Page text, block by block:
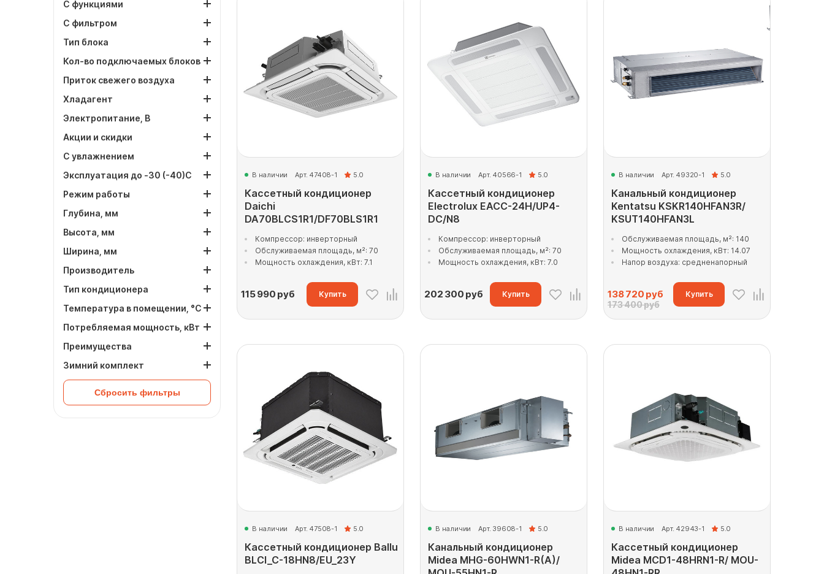
С функциями
С фильтром
Тип блока
Кол-во подключаемых блоков
Приток свежего воздуха
Хладагент
Электропитание, В
Акции и скидки
С увлажнением
Эксплуатация до -30 (-40)С
Режим работы
Глубина, мм
Высота, мм
Ширина, мм
Производитель
Тип кондиционера
Температура в помещении, °C
Потребляемая мощность, кВт
Преимущества
Зимний комплект
Сбросить фильтры
В наличии Арт. 47408-1 5.0
Кассетный кондиционер
Daichi
DA70BLCS1R1/DF70BLS1R1
Компрессор: инверторный
Обслуживаемая площадь, м²: 70
Мощность охлаждения, кВт: 7.1
115 990 руб Купить
В наличии Арт. 40566-1 5.0
Кассетный кондиционер
Electrolux EACC-24H/UP4-
DC/N8
Компрессор: инверторный
Обслуживаемая площадь, м²: 70
Мощность охлаждения, кВт: 7.0
202 300 руб Купить
В наличии Арт. 49320-1 5.0
Канальный кондиционер
Kentatsu KSKR140HFAN3R/
KSUT140HFAN3L
Обслуживаемая площадь, м²: 140
Мощность охлаждения, кВт: 14.07
Напор воздуха: средненапорный
138 720 руб
173 400 руб
Купить
В наличии Арт. 47508-1 5.0
Кассетный кондиционер Ballu
BLCI_C-18HN8/EU_23Y
В наличии Арт. 39608-1 5.0
Канальный кондиционер
Midea MHG-60HWN1-R(A)/
В наличии Арт. 42943-1 5.0
Кассетный кондиционер
Midea MCD1-48HRN1-R/ MOU-